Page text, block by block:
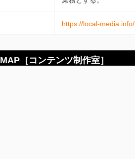
https://local-media.info/
MAP［コンテンツ制作室］